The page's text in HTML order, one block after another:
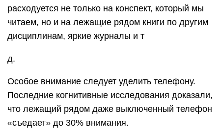
расходуется не только на конспект, который мы
читаем, но и на лежащие рядом книги по другим
дисциплинам, яркие журналы и т
д.
Особое внимание следует уделить телефону.
Последние когнитивные исследования доказали,
что лежащий рядом даже выключенный телефон
«съедает» до 30% внимания.